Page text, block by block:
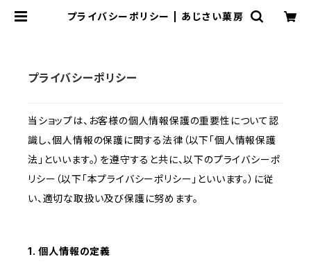
プライバシーポリシー | あじさい菓房
プライバシーポリシー
当ショップは、お客様の個人情報保護の重要性について認
識し、個人情報の保護に関する法律（以下「個人情報保護
法」といいます。）を遵守すると共に、以下のプライバシーポ
リシー（以下「本プライバシーポリシー」といいます。）に従
い、適切な取扱い及び保護に努めます。
1. 個人情報の定義